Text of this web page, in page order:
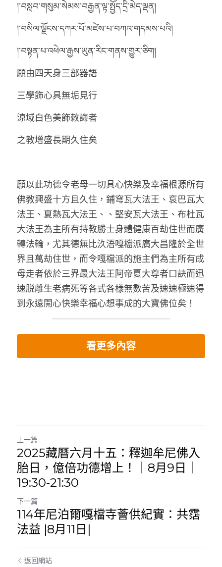
།་བསླབ་གསུམ་སེམས་བརྒྱན་ལྟ་སྤྱོད་དྲི་མེད་ལྡན།
།་བསིལ་ལྗོངས་དཀར་པོ་མཛེས་པ་བཀའ་གདམས་པའི།
།་བསྟན་པ་འཕེལ་རྒྱས་ཡུན་རིང་གནས་གྱུར་ཅིག།
願由四天身三部器語
三學飾心具無垢見行
涼域白色美飾敕誨者
之教增盛長期久住矣
願以此功德令老母一切具心快樂及幸福根源所有
佛教興盛十方且久住，鋪穹瓦大法王、袞巴瓦大
法王、夏熱瓦大法王、、堅安瓦大法王、布杜瓦
大法王為主所有持教勝士身體健康百劫住世而廣
轉法輪，尤其德無比汣浯嘎檔派廣大昌隆於全世
界且萬劫住世，而令嘎檔派的施主們為主所有成
母走者依於三界最大法王阿帝夏大尊者口訣而迅
速脱離生老病死等各式各樣無數苦及速速極速得
到永遠開心快樂幸福心想事成的大寶佛位矣！
看更多內容
上一篇
2025藏曆六月十五：釋迦牟尼佛入
胎日，億倍功德增上！｜8月9日｜
19:30-21:30
下一篇
114年尼泊爾嘎檔寺薈供紀實：共霑
法益 |8月11日|
返回網站